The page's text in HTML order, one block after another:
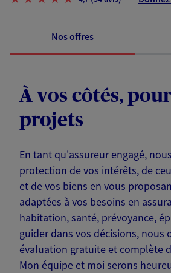
Nos offres
À vos côtés,
projets
En tant qu'assureur engagé,
protection de vos intérêts, de
et de vos biens en vous
adaptées à vos besoins en
habitation, santé, prévoyance,
guider dans vos décisions, nous
évaluation gratuite et complète
Mon équipe et moi serons